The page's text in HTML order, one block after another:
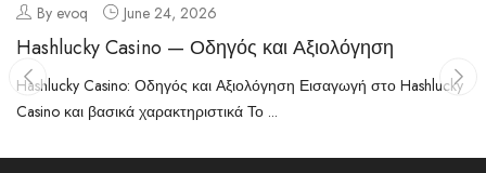
By evoq June 24, 2026
Hashlucky Casino — Οδηγός και Αξιολόγηση
Hashlucky Casino: Οδηγός και Αξιολόγηση Εισαγωγή στο Hashlucky
Casino και βασικά χαρακτηριστικά Το ...